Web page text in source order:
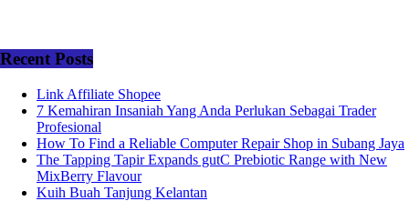
Recent Posts
Link Affiliate Shopee
7 Kemahiran Insaniah Yang Anda Perlukan Sebagai Trader
Profesional
How To Find a Reliable Computer Repair Shop in Subang Jaya
The Tapping Tapir Expands gutC Prebiotic Range with New
MixBerry Flavour
Kuih Buah Tanjung Kelantan